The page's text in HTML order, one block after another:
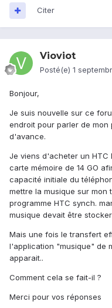
Citer
Vioviot
Posté(e) 1
Bonjour,
Je suis nouvelle sur ce
endroit pour parler de mon
d'avance.
Je viens d'acheter un HTC
carte mémoire de 14 GO
capacité initiale du
mettre la musique sur
programme HTC synch.
musique devait être
Mais une fois le transfert
l'application "musique" de
apparait..
Comment cela se fait-il ?
Merci pour vos réponses